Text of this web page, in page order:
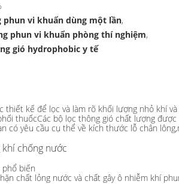
phun vi khuẩn dùng một lần,
phun vi khuẩn phòng thí nghiệm,
gió hydrophobic y tế
kế để lọc và làm rõ khối lượng nhỏ khí
thuốcCác bộ lọc thông gió chất lượng
có yêu cầu cụ thể về kích thước lỗ chân
chống nước
phổ biến
chất lỏng nước và chất gây ô nhiễm khí